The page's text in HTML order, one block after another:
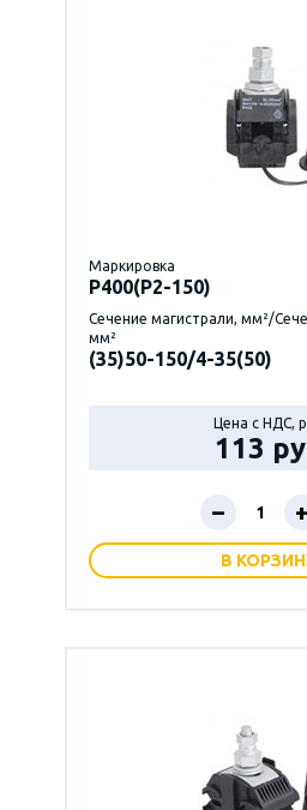
Маркировка
P400(Р2-150)
Сечение магистрали, мм²/
мм²
(35)50-150/4-35(50)
Цена с НДС,
113
– +
В